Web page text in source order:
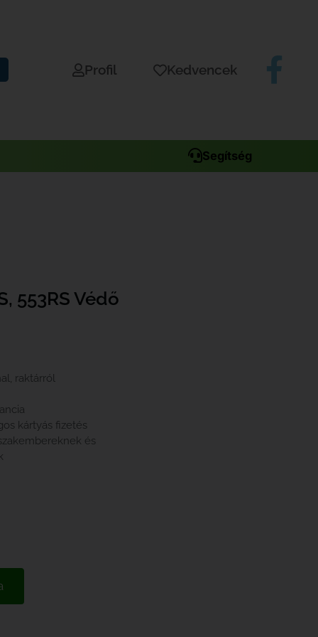
Profil Kedvencek
Segítség
553RS Védő
raktárról
kártyás fizetés
és